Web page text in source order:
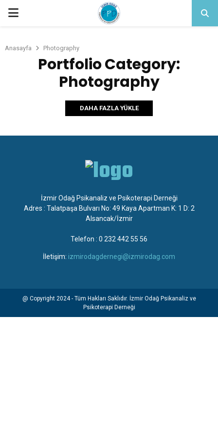
PRIMARY
Anasayfa Photography
Portfolio Category:
Photography
DAHA FAZLA YÜKLE
İzmir Odağ Psikanaliz ve Psikoterapi Derneği
Adres : Talatpaşa Bulvarı No: 49 Kaya Apartman K: 1 D: 2
Alsancak/İzmir
Telefon : 0 232 442 55 56
İletişim: izmirodagdernegi@izmirodag.com
@ Copyright 2024 - Tüm Hakları Saklıdır. İzmir Odağ Psikanaliz ve
Psikoterapi Derneği